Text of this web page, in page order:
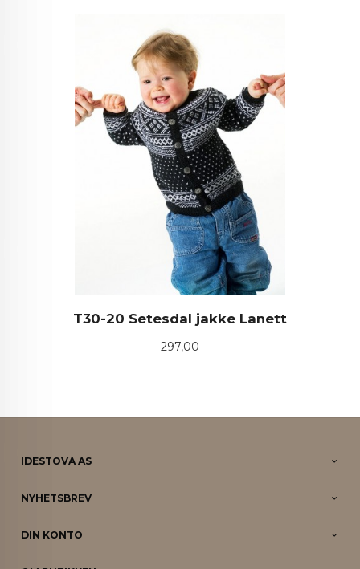
T30-20 Setesdal jakke Lanett
Pris
297,00
IDESTOVA AS
NYHETSBREV
DIN KONTO